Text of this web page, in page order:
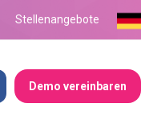
Stellenangebote
Demo vereinbaren